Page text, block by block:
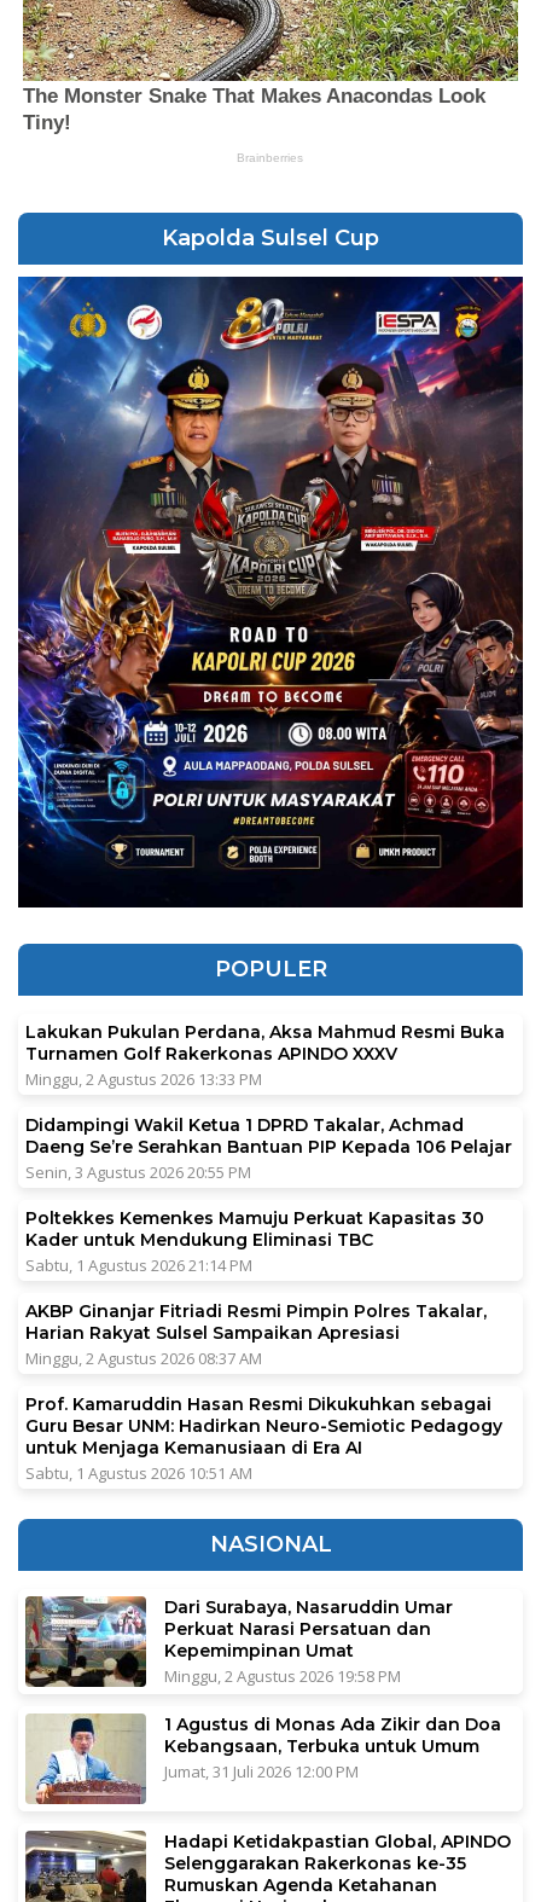
Kapolda Sulsel Cup
POPULER
Lakukan Pukulan Perdana, Aksa Mahmud Resmi Buka
Turnamen Golf Rakerkonas APINDO XXXV
Minggu, 2 Agustus 2026 13:33 PM
Didampingi Wakil Ketua 1 DPRD Takalar, Achmad
Daeng Se’re Serahkan Bantuan PIP Kepada 106 Pelajar
Senin, 3 Agustus 2026 20:55 PM
Poltekkes Kemenkes Mamuju Perkuat Kapasitas 30
Kader untuk Mendukung Eliminasi TBC
Sabtu, 1 Agustus 2026 21:14 PM
AKBP Ginanjar Fitriadi Resmi Pimpin Polres Takalar,
Harian Rakyat Sulsel Sampaikan Apresiasi
Minggu, 2 Agustus 2026 08:37 AM
Prof. Kamaruddin Hasan Resmi Dikukuhkan sebagai
Guru Besar UNM: Hadirkan Neuro-Semiotic Pedagogy
untuk Menjaga Kemanusiaan di Era AI
Sabtu, 1 Agustus 2026 10:51 AM
NASIONAL
Dari Surabaya, Nasaruddin Umar
Perkuat Narasi Persatuan dan
Kepemimpinan Umat
Minggu, 2 Agustus 2026 19:58 PM
1 Agustus di Monas Ada Zikir dan Doa
Kebangsaan, Terbuka untuk Umum
Jumat, 31 Juli 2026 12:00 PM
Hadapi Ketidakpastian Global, APINDO
Selenggarakan Rakerkonas ke-35
Rumuskan Agenda Ketahanan